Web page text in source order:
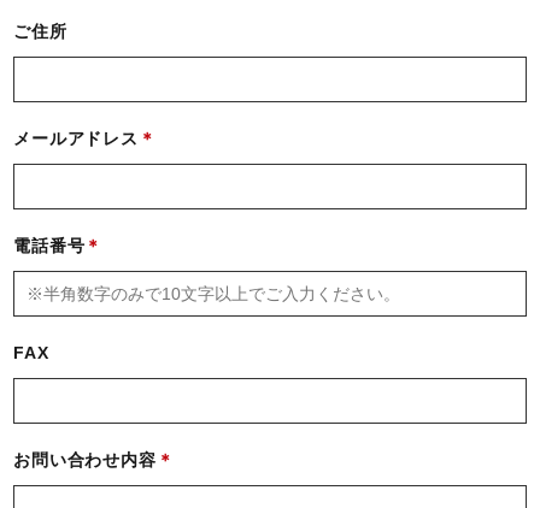
ご住所
メールアドレス
電話番号
FAX
お問い合わせ内容